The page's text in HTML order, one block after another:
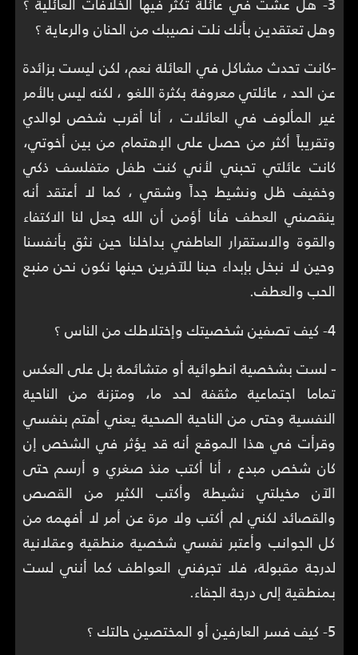
وهل تعتقدين بأنك نلت نصيبك من الحنان والرعاية ؟
-كانت تحدث مشاكل في العائلة نعم، لكن ليست بزائدة
عن الحد ، عائلتي معروفة بكثرة اللغو ، لكنه ليس بالأمر
غير المألوف في العائلات ، أنا أقرب شخص لوالدي
وتقريباً أكثر من حصل على الإهتمام من بين أخوتي،
كانت عائلتي تحبني لأني كنت طفل متفلسف ذكي
وخفيف ظل ونشيط جداً وشقي ، كما لا أعتقد أنه
ينقصني العطف فأنا أؤمن أن الله جعل لنا الاكتفاء
والقوة والاستقرار العاطفي بداخلنا حين نثق بأنفسنا
وحين لا نبخل بإبداء حبنا للآخرين حينها نكون نحن منبع
الحب والعطف.
4- كيف تصفين شخصيتك وإختلاطك من الناس ؟
-لست بشخصية انطوائية أو متشائمة بل على العكس
تماما اجتماعية مثقفة لحد ما، ومتزنة من الناحية
النفسية وحتى من الناحية الصحية يعني أهتم بنفسي
وقرأت في هذا الموقع أنه قد يؤثر في الشخص إن
كان شخص مبدع ، أنا أكتب منذ صغري و أرسم حتى
الآن مخيلتي نشيطة وأكتب الكثير من القصص
والقصائد لكني لم أكتب ولا مرة عن أمر لا أفهمه من
كل الجوانب وأعتبر نفسي شخصية منطقية وعقلانية
لدرجة مقبولة، فلا تجرفني العواطف كما أنني لست
بمنطقية إلى درجة الجفاء.
5- كيف فسر العارفين أو المختصين حالتك ؟